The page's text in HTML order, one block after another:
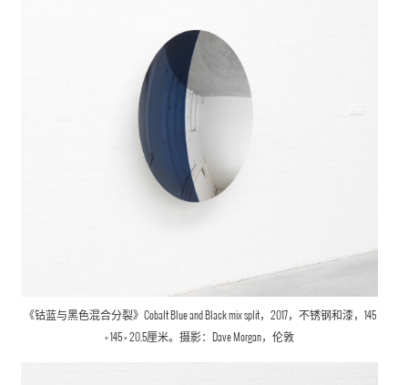
《钴蓝与黑色混合分裂》Cobalt Blue and Black mix split，2017，不锈钢和漆，145
× 145 × 20.5厘米。摄影：Dave Morgan，伦敦